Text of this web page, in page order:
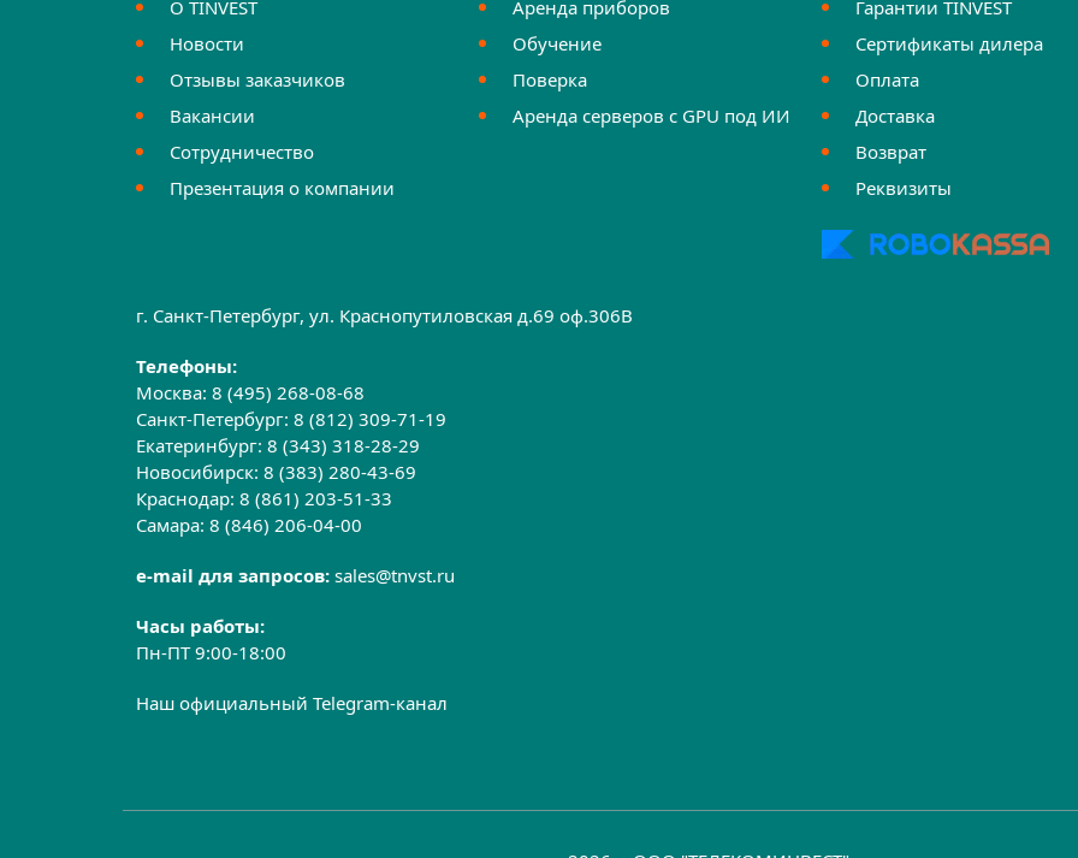
О TINVEST
Новости
Отзывы заказчиков
Вакансии
Сотрудничество
Презентация о компании
Аренда приборов
Обучение
Поверка
Аренда серверов с GPU под ИИ
Гарантии TINVEST
Сертификаты дилера
Оплата
Доставка
Возврат
Реквизиты
г. Санкт-Петербург, ул. Краснопутиловская д.69 оф.306B
Телефоны:
Москва:8 (495) 268-08-68
Санкт-Петербург:8 (812) 309-71-19
Екатеринбург:8 (343) 318-28-29
Новосибирск:8 (383) 280-43-69
Краснодар:8 (861) 203-51-33
Самара:8 (846) 206-04-00
e-mail для запросов:sales@tnvst.ru
Часы работы:
Пн-ПТ 9:00-18:00
Наш официальный Telegram-канал